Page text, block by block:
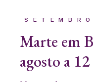
Marte em
agosto a